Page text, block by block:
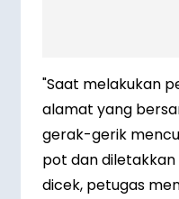
"Saat melakukan
alamat yang
gerak-gerik
pot dan
dicek, petugas